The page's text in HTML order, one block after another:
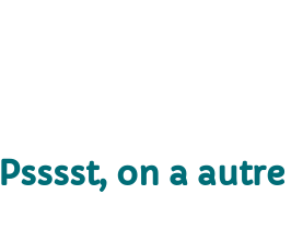
Psssst, on a